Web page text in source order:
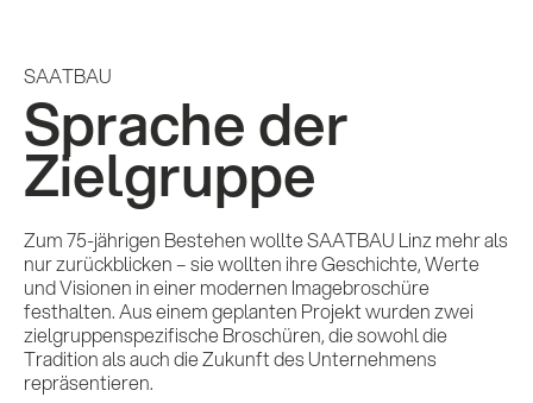
SAATBAU
Sprache der
Zielgruppe
Zum 75-jährigen Bestehen wollte SAATBAU Linz mehr als
nur zurückblicken – sie wollten ihre Geschichte, Werte
und Visionen in einer modernen Imagebroschüre
festhalten. Aus einem geplanten Projekt wurden zwei
zielgruppenspezifische Broschüren, die sowohl die
Tradition als auch die Zukunft des Unternehmens
repräsentieren.